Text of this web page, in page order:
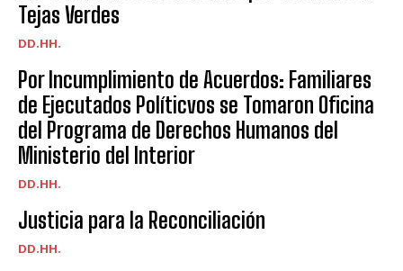
Tejas Verdes
DD.HH.
Por Incumplimiento de Acuerdos: Familiares
de Ejecutados Políticvos se Tomaron Oficina
del Programa de Derechos Humanos del
Ministerio del Interior
DD.HH.
Justicia para la Reconciliación
DD.HH.